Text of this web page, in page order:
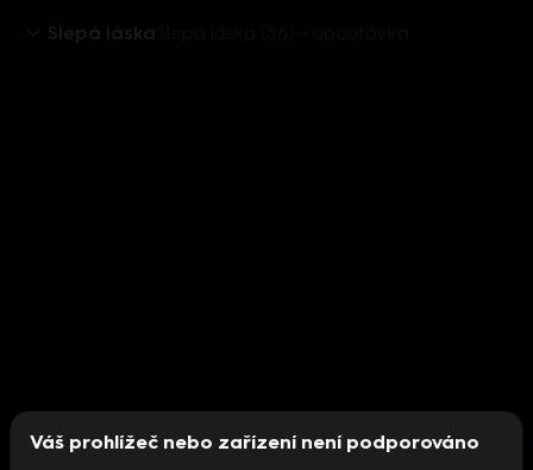
Slepá láska
Váš prohlížeč nebo zařízení není podporováno